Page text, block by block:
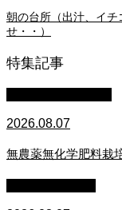
朝の台所（出汁、イ
せ・・）
特集記事
2026.08.07
無農薬無化学肥料栽